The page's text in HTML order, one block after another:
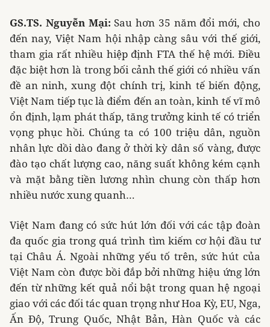
GS.TS. Nguyễn Mại: Sau hơn 35 năm đổi mới, cho
đến nay, Việt Nam hội nhập càng sâu với thế giới,
tham gia rất nhiều hiệp định FTA thế hệ mới. Điều
đặc biệt hơn là trong bối cảnh thế giới có nhiều vấn
đề an ninh, xung đột chính trị, kinh tế biến động,
Việt Nam tiếp tục là điểm đến an toàn, kinh tế vĩ mô
ổn định, lạm phát thấp, tăng trưởng kinh tế có triển
vọng phục hồi. Chúng ta có 100 triệu dân, nguồn
nhân lực dồi dào đang ở thời kỳ dân số vàng, được
đào tạo chất lượng cao, năng suất không kém cạnh
và mặt bằng tiền lương nhìn chung còn thấp hơn
nhiều nước xung quanh…
Việt Nam đang có sức hút lớn đối với các tập đoàn
đa quốc gia trong quá trình tìm kiếm cơ hội đầu tư
tại Châu Á. Ngoài những yếu tố trên, sức hút của
Việt Nam còn được bồi đắp bởi những hiệu ứng lớn
đến từ những kết quả nổi bật trong quan hệ ngoại
giao với các đối tác quan trọng như Hoa Kỳ, EU, Nga,
Ấn Độ, Trung Quốc, Nhật Bản, Hàn Quốc và các